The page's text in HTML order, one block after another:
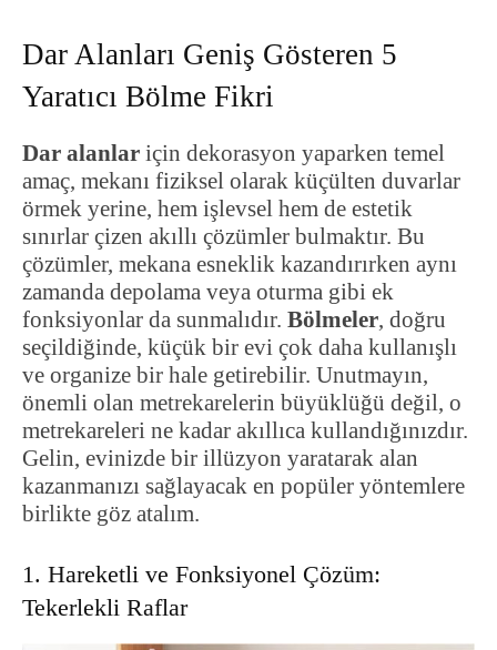
Dar Alanları Geniş Gösteren 5
Yaratıcı Bölme Fikri
Dar alanlar için dekorasyon yaparken temel
amaç, mekanı fiziksel olarak küçülten duvarlar
örmek yerine, hem işlevsel hem de estetik
sınırlar çizen akıllı çözümler bulmaktır. Bu
çözümler, mekana esneklik kazandırırken aynı
zamanda depolama veya oturma gibi ek
fonksiyonlar da sunmalıdır. Bölmeler, doğru
seçildiğinde, küçük bir evi çok daha kullanışlı
ve organize bir hale getirebilir. Unutmayın,
önemli olan metrekarelerin büyüklüğü değil, o
metrekareleri ne kadar akıllıca kullandığınızdır.
Gelin, evinizde bir illüzyon yaratarak alan
kazanmanızı sağlayacak en popüler yöntemlere
birlikte göz atalım.
1. Hareketli ve Fonksiyonel Çözüm:
Tekerlekli Raflar